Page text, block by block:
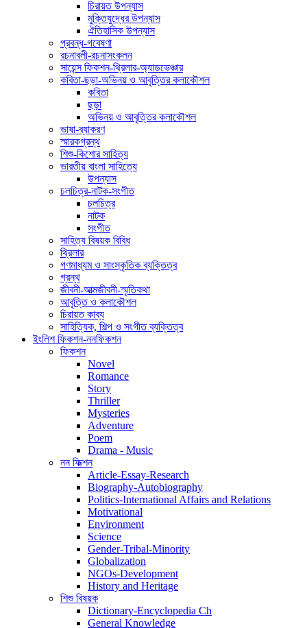
চিরায়ত উপন্যাস
মুক্তিযুদ্ধের উপন্যাস
ঐতিহাসিক উপন্যাস
প্রবন্ধ-গবেষণা
রচনাবলী-রচনাসংকলন
সায়েন্স ফিকশন-থ্রিলার-অ্যাডভেঞ্চার
কবিতা-ছড়া-অভিনয় ও আবৃত্তির কলাকৌশল
কবিতা
ছড়া
অভিনয় ও আবৃত্তির কলাকৌশল
ভাষা-ব্যাকরণ
স্মারকগ্রন্থ
শিশু-কিশোর সাহিত্য
ভারতীয় বাংলা সাহিত্যে
উপন্যাস
চলচিত্র-নাটক-সংগীত
চলচিত্র
নাটক
সংগীত
সাহিত্য বিষয়ক বিবিধ
থ্রিলার
গণমাধ্যম ও সাংস্কৃতিক ব্যক্তিত্ব
গ্রন্থ
জীবনী-আত্মজীবনী-স্মৃতিকথা
আবৃত্তি ও কলাকৌশল
চিরায়ত কাব্য
সাহিত্যিক, শিল্প ও সংগীত ব্যক্তিত্ব
ইংলিশ ফিকশন-ননফিকশন
ফিকশন
Novel
Romance
Story
Thriller
Mysteries
Adventure
Poem
Drama - Music
নন ফিক্শন
Article-Essay-Research
Biography-Autobiography
Politics-International Affairs and Relations
Motivational
Environment
Science
Gender-Tribal-Minority
Globalization
NGOs-Development
History and Heritage
শিশু বিষয়ক
Dictionary-Encyclopedia Ch
General Knowledge